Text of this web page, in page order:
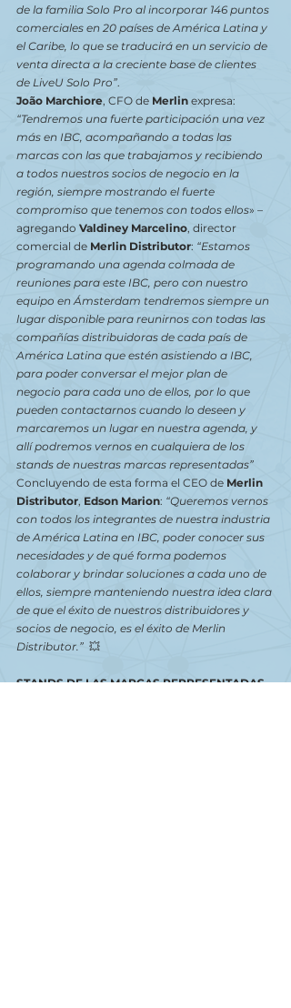
de la familia Solo Pro al incorporar 146 puntos
comerciales en 20 países de América Latina y
el Caribe, lo que se traducirá en un servicio de
venta directa a la creciente base de clientes
de LiveU Solo Pro”.
João Marchiore, CFO de Merlin expresa:
“Tendremos una fuerte participación una vez
más en IBC, acompañando a todas las
marcas con las que trabajamos y recibiendo
a todos nuestros socios de negocio en la
región, siempre mostrando el fuerte
compromiso que tenemos con todos ellos» –
agregando Valdiney Marcelino, director
comercial de Merlin Distributor: “Estamos
programando una agenda colmada de
reuniones para este IBC, pero con nuestro
equipo en Ámsterdam tendremos siempre un
lugar disponible para reunirnos con todas las
compañías distribuidoras de cada país de
América Latina que estén asistiendo a IBC,
para poder conversar el mejor plan de
negocio para cada uno de ellos, por lo que
pueden contactarnos cuando lo deseen y
marcaremos un lugar en nuestra agenda, y
allí podremos vernos en cualquiera de los
stands de nuestras marcas representadas”
Concluyendo de esta forma el CEO de Merlin
Distributor, Edson Marion: “Queremos vernos
con todos los integrantes de nuestra industria
de América Latina en IBC, poder conocer sus
necesidades y de qué forma podemos
colaborar y brindar soluciones a cada uno de
ellos, siempre manteniendo nuestra idea clara
de que el éxito de nuestros distribuidores y
socios de negocio, es el éxito de Merlin
Distributor.” 💥
STANDS DE LAS MARCAS REPRESENTADAS